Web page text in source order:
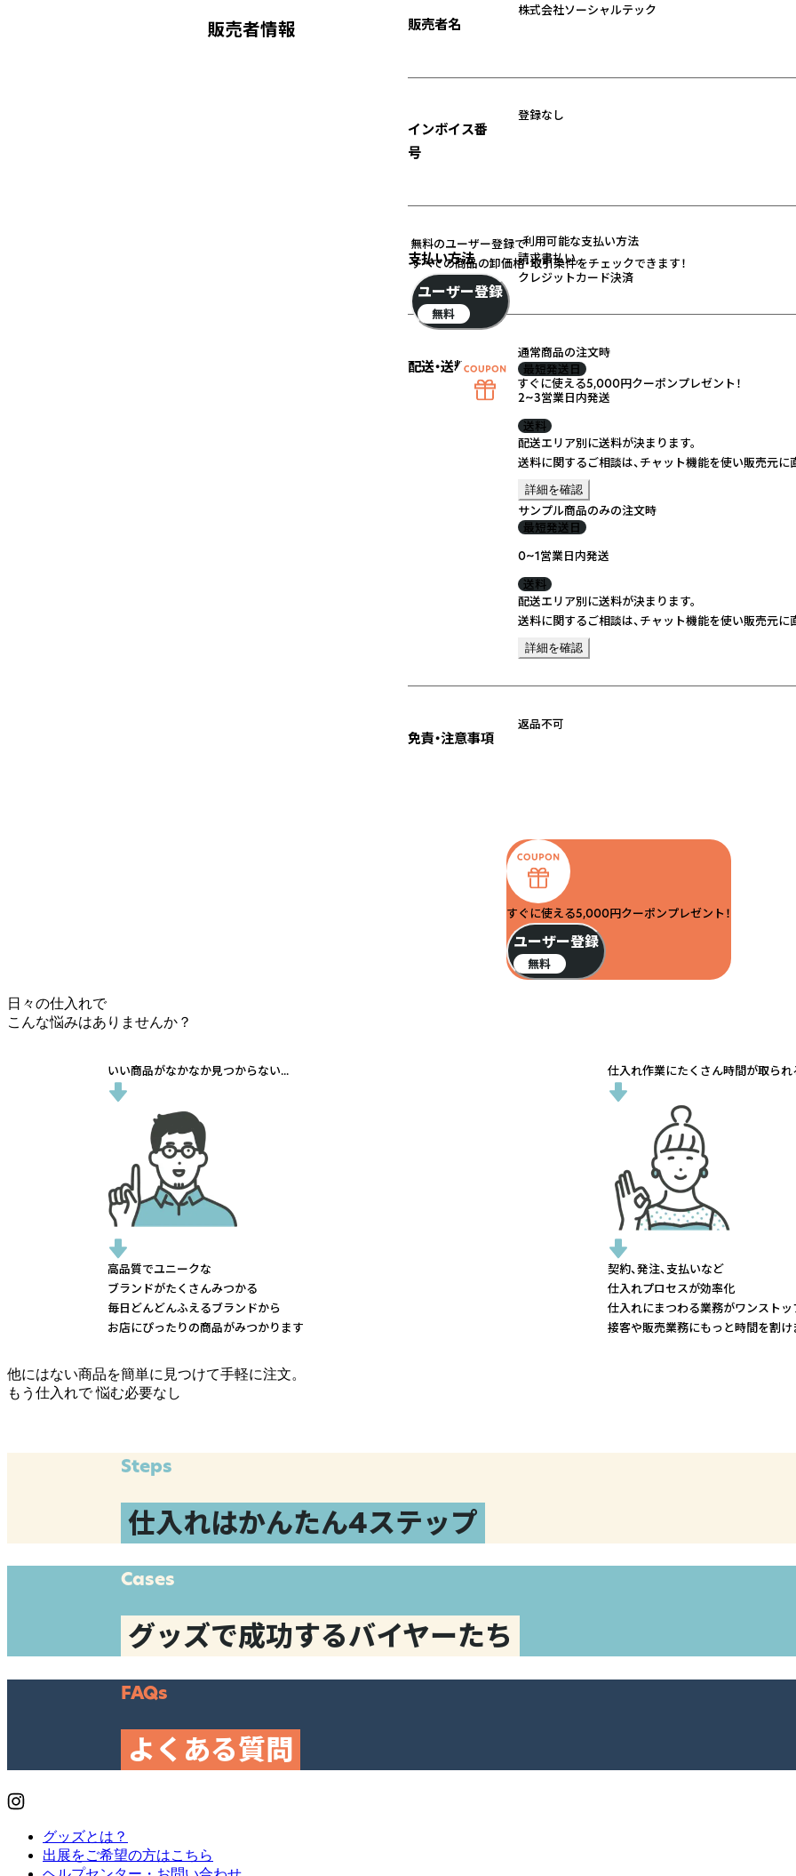
販売者情報 販売者名
株式会社ソーシャルテック
インボイス番
号
登録なし
支払い方法
利用可能な支払い方法
請求書払い,
クレジットカード決済
配送・送料
通常商品の注文時
最短発送日
2~3営業日内発送
送料
配送エリア別に送料が決まります。
送料に関するご相談は、チャット機能を使い販売元に
詳細を確認
サンプル商品のみの注文時
最短発送日
0~1営業日内発送
送料
配送エリア別に送料が決まります。
送料に関するご相談は、チャット機能を使い販売元に
詳細を確認
免責・注意事項
返品不可
すぐに使える5,000円クーポンプレゼント！
ユーザー登録
無料
日々の仕入れで
こんな悩みはありませんか？
いい商品がなかなか見つからない...
高品質でユニークな
ブランドがたくさんみつかる
毎日どんどんふえるブランドから
お店にぴったりの商品がみつかります
仕入れ作業にたくさん時間が取られ
契約、発注、支払いなど
仕入れプロセスが効率化
仕入れにまつわる業務がワンストッ
接客や販売業務にもっと時間を割け
他にはない商品を簡単に見つけて手軽に注文。
もう仕入れで悩む必要なし
Steps
仕入れはかんたん4ステップ
Cases
グッズで成功するバイヤーたち
FAQs
よくある質問
無料のユーザー登録で
すべての商品の卸価格・取引条件をチェックできます！
ユーザー登録
無料
すぐに使える5,000円クーポンプレゼント！
グッズとは？
出展をご希望の方はこちら